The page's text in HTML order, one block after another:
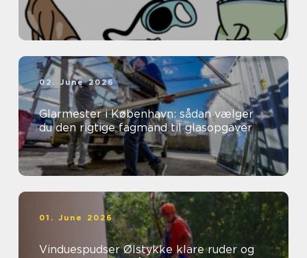
02. June 2026
Glarmester i København: sådan vælger
du den rigtige fagmand til glasopgaver
01. June 2026
Vinduespudser Ølstykke klare ruder og